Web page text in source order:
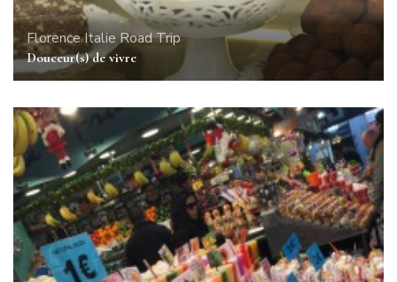
Florence Italie Road Trip
Douceur(s) de vivre